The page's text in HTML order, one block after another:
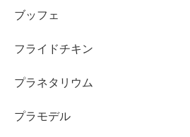
ブッフェ
フライドチキン
プラネタリウム
プラモデル